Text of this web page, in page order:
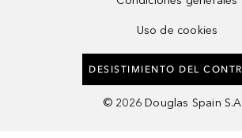
Uso de cookies
DESISTIMIENTO DEL
© 2026 Douglas Spain